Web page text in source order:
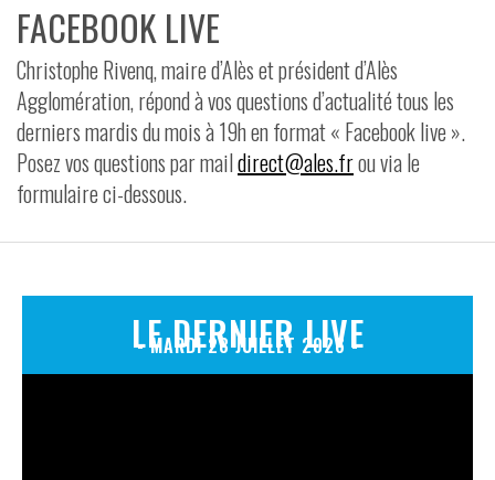
ESPACE PRESSE
VIDÉOS
CONTACT
FACEBOOK LIVE
Christophe Rivenq, maire d’Alès et président d’Alès
Agglomération, répond à vos questions d’actualité tous les
derniers mardis du mois à 19h en format « Facebook live ».
Posez vos questions par maildirect@ales.frou via le
formulaire ci-dessous.
LE DERNIER LIVE
- MARDI 28 JUILLET 2026 -